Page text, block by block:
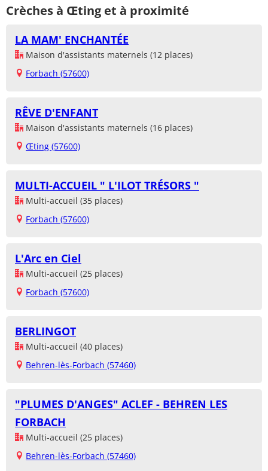
Crèches à Œting et à proximité
LA MAM' ENCHANTÉE
Maison d'assistants maternels (12 places)
Forbach (57600)
RÊVE D'ENFANT
Maison d'assistants maternels (16 places)
Œting (57600)
MULTI-ACCUEIL " L'ILOT TRÉSORS "
Multi-accueil (35 places)
Forbach (57600)
L'Arc en Ciel
Multi-accueil (25 places)
Forbach (57600)
BERLINGOT
Multi-accueil (40 places)
Behren-lès-Forbach (57460)
"PLUMES D'ANGES" ACLEF - BEHREN LES
FORBACH
Multi-accueil (25 places)
Behren-lès-Forbach (57460)